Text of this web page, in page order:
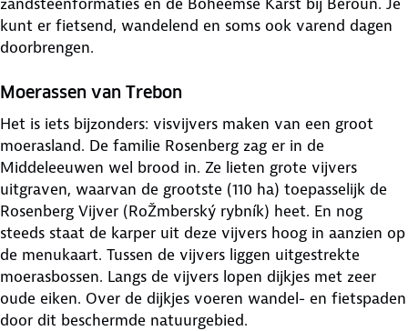
kunt er fietsend, wandelend en soms ook varend dagen
doorbrengen.
Moerassen van Trebon
Het is iets bijzonders: visvijvers maken van een groot
moerasland. De familie Rosenberg zag er in de
Middeleeuwen wel brood in. Ze lieten grote vijvers
uitgraven, waarvan de grootste (110 ha) toepasselijk de
Rosenberg Vijver (RoŽmberský rybník) heet. En nog
steeds staat de karper uit deze vijvers hoog in aanzien op
de menukaart. Tussen de vijvers liggen uitgestrekte
moerasbossen. Langs de vijvers lopen dijkjes met zeer
oude eiken. Over de dijkjes voeren wandel- en fietspaden
door dit beschermde natuurgebied.